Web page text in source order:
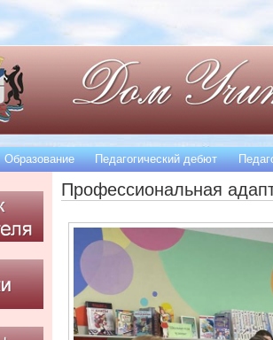
Профессиональная
Образование Педагогический дебют